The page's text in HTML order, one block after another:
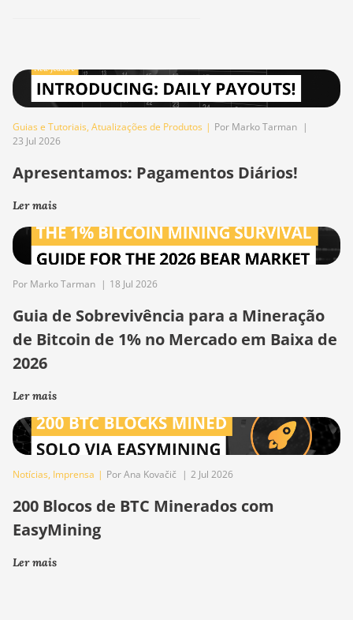
Guias e Tutoriais, Atualizações de Produtos | Por Marko Tarman |
23 Jul 2026
Apresentamos: Pagamentos Diários!
Ler mais
Por Marko Tarman | 18 Jul 2026
Guia de Sobrevivência para a Mineração
de Bitcoin de 1% no Mercado em Baixa de
2026
Ler mais
Notícias, Imprensa | Por Ana Kovačič | 2 Jul 2026
200 Blocos de BTC Minerados com
EasyMining
Ler mais